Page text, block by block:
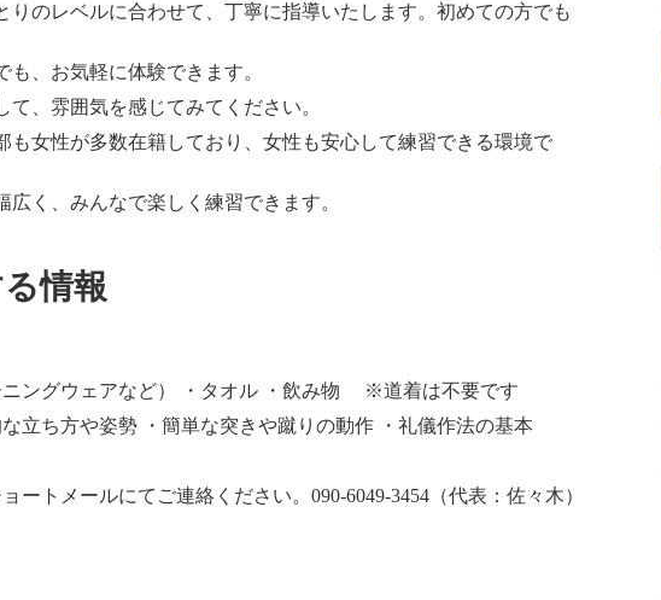
りのレベルに合わせて、丁寧に指導いたします。初めての方でも
も、お気軽に体験できます。
て、雰囲気を感じてみてください。
も女性が多数在籍しており、女性も安心して練習できる環境で
広く、みんなで楽しく練習できます。
情報
ニングウェアなど） ・タオル ・飲み物 ※道着は不要です
立ち方や姿勢 ・簡単な突きや蹴りの動作 ・礼儀作法の基本
ートメールにてご連絡ください。090-6049-3454（代表：佐々木）